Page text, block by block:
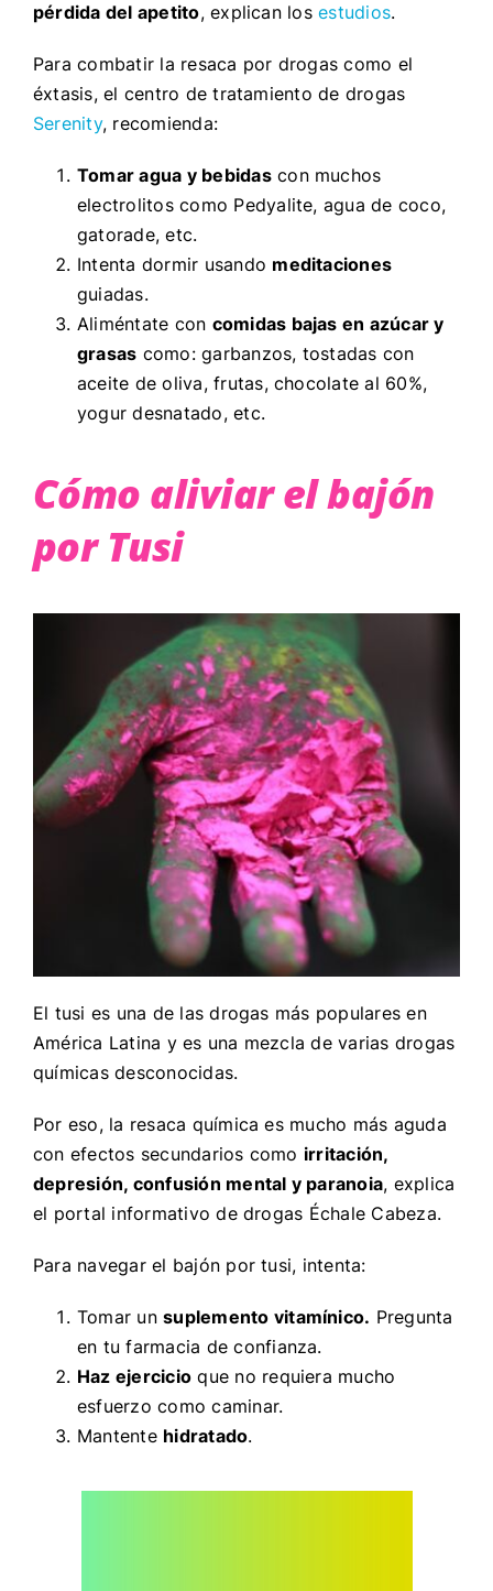
pérdida del apetito, explican losestudios.
Para combatir la resaca por drogas como el
éxtasis, el centro de tratamiento de drogas
Serenity, recomienda:
Tomar agua y bebidascon muchos
electrolitos como Pedyalite, agua de coco,
gatorade, etc.
Intenta dormir usando meditaciones
guiadas.
Aliméntate con comidas bajas en azúcar y
grasas como: garbanzos, tostadas con
aceite de oliva, frutas, chocolate al 60%,
yogur desnatado, etc.
Cómo aliviar el bajón
por Tusi
El tusi es una de las drogas más populares en
América Latina y es una mezcla de varias drogas
químicas desconocidas.
Por eso, la resaca química es mucho más aguda
con efectos secundarios como irritación,
depresión, confusión mental y paranoia, explica
el portal informativo de drogas Échale Cabeza.
Para navegar el bajón por tusi, intenta:
Tomar unsuplemento vitamínico. Pregunta
en tu farmacia de confianza.
Haz ejercicio que no requiera mucho
esfuerzo como caminar.
Mantente hidratado.